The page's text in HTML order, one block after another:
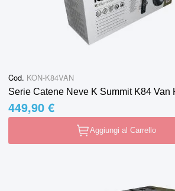
Cod. KON-K84VAN
Serie Catene Neve K Summit K84 Van
449,90 €
Aggiungi al Carrello